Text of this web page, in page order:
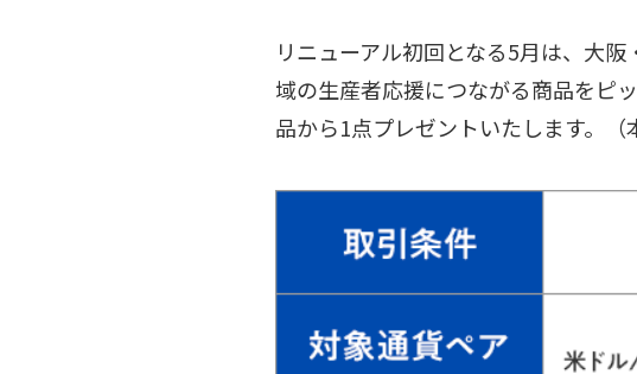
リニューアル初回となる5月は、大
域の生産者応援につながる商品をピ
品から1点プレゼントいたします。（